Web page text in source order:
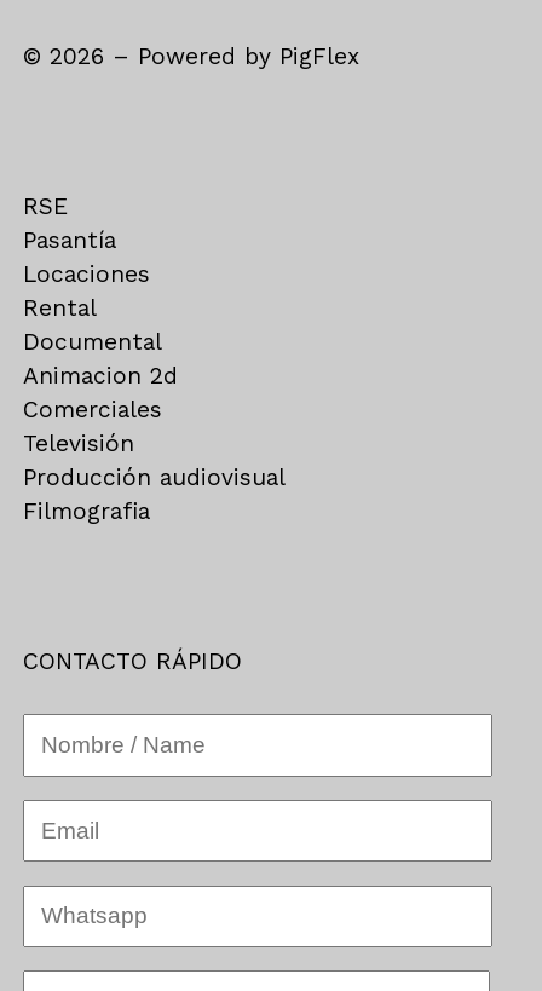
©2026 – Powered by PigFlex
RSE
Pasantía
Locaciones
Rental
Documental
Animacion 2d
Comerciales
Televisión
Producción audiovisual
Filmografia
CONTACTO RÁPIDO